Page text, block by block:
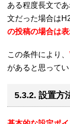
ある程度長文で
文だった場合は
の投稿の場合は
この条件により、
があると思ってい
5.3.2. 設置方